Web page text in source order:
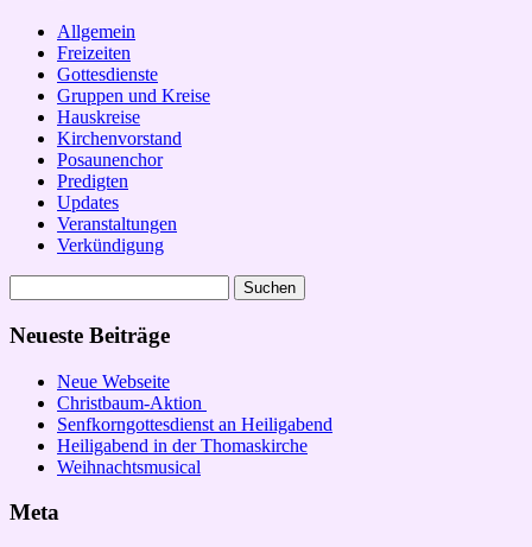
Allgemein
Freizeiten
Gottesdienste
Gruppen und Kreise
Hauskreise
Kirchenvorstand
Posaunenchor
Predigten
Updates
Veranstaltungen
Verkündigung
nach:
Neueste Beiträge
Neue Webseite
Christbaum-Aktion
Senfkorngottesdienst an Heiligabend
Heiligabend in der Thomaskirche
Weihnachtsmusical
Meta